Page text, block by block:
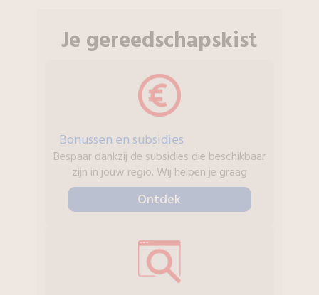
Je gereedschapskist
Bonussen en subsidies
Bespaar dankzij de subsidies die beschikbaar
zijn in jouw regio. Wij helpen je graag
Ontdek